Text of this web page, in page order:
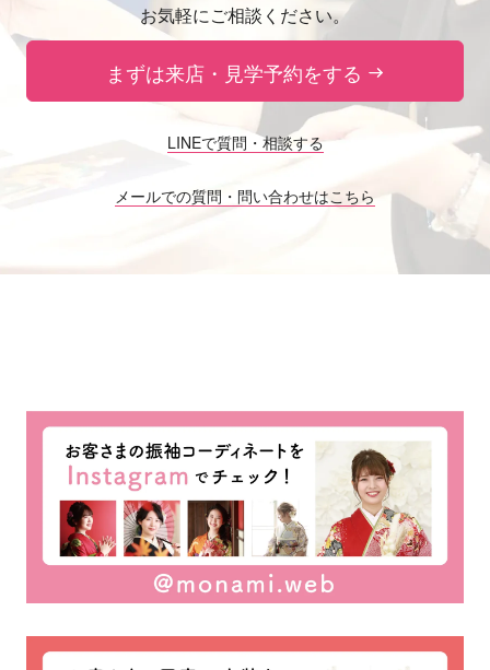
お気軽にご相談ください。
まずは来店・見学予約をする
LINEで質問・相談する
メールでの質問・問い合わせはこちら